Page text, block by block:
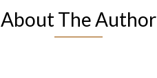
About The Author